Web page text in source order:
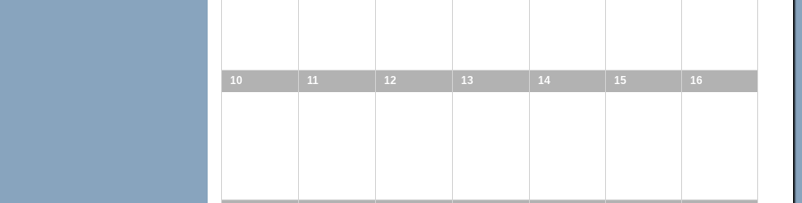
10 11 12 13 14 15 16